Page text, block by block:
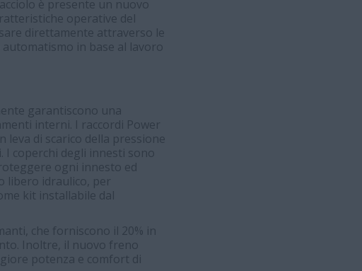
è presente un nuovo
operative del
direttamente attraverso le
in base al lavoro
garantiscono una
interni. I raccordi Power
di scarico della pressione
I coperchi degli innesti sono
ogni innesto ed
libero idraulico, per
kit installabile dal
che forniscono il 20% in
Inoltre, il nuovo freno
potenza e comfort di